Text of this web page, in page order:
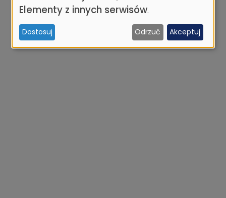
osobowych
i
ciasteczek
Elementy z innych serwisów.
Dostosuj Odrzuć Akceptuj